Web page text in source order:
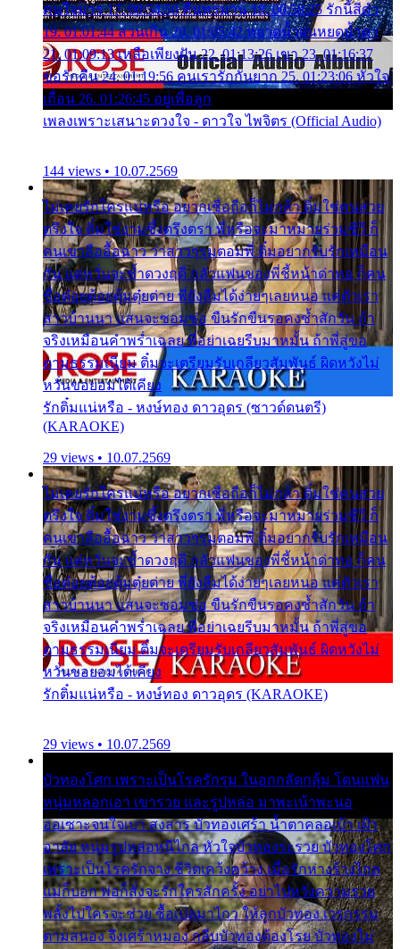
คนใจมาร 17. 00:54:50 คืนทรมาน 18. 00:58:25 รักนี้สีดำ
19. 01:01:44 ส่วนเกิน 20. 01:05:42 หยาดน้ำฝนหยดน้ำตา
21. 01:09:13 เหลือเพียงฝัน 22. 01:13:26 เขา 23. 01:16:37
ขอรักคืน 24. 01:19:56 คนเรารักกันยาก 25. 01:23:06 หัวใจ
เถื่อน 26. 01:26:45 อยู่เพื่อลูก
เพลงเพราะเสนาะดวงใจ - ดาวใจ ไพจิตร (Official Audio)
144 views • 10.07.2569
ไม่เคยรักใครแน่หรือ อยากเชื่อถือก็ไม่กล้า ติ๋มใช่คนสวย
ตรึงใจ ติ๋มใช่งามซึ้งตรึงตรา พี่หรือจะมาหมายร่วมชีวี ก็
คนเขาลืออื้อฉาว ว่าสาวๆรุมตอมพี่ ติ๋มอยากรับรักเหมือน
กัน แต่หวั่นจะช้ำดวงฤดี กลัวแฟนของพี่ชี้หน้าด่าทอ ก็คน
ชื่อต๋อยต้อยตุ้มตุ๋ยต่าย พี่ยังลืมได้ง่ายๆเลยหนอ แค่ตัวเรา
สาวบ้านนา แสนจะซอมซ่อ ขืนรักขืนรอคงช้ำสักวัน ถ้า
จริงเหมือนคำพร่ำเฉลย พี่อย่าเฉยรีบมาหมั้น ถ้าพี่สู่ขอ
ตามธรรมเนียม ติ๋มจะเตรียมรับเกลียวสัมพันธ์ ผิดหวังไม่
หวั่นขอยอมได้เคียง
รักติ๋มแน่หรือ - หงษ์ทอง ดาวอุดร (ซาวด์ดนตรี)
(KARAOKE)
29 views • 10.07.2569
ไม่เคยรักใครแน่หรือ อยากเชื่อถือก็ไม่กล้า ติ๋มใช่คนสวย
ตรึงใจ ติ๋มใช่งามซึ้งตรึงตรา พี่หรือจะมาหมายร่วมชีวี ก็
คนเขาลืออื้อฉาว ว่าสาวๆรุมตอมพี่ ติ๋มอยากรับรักเหมือน
กัน แต่หวั่นจะช้ำดวงฤดี กลัวแฟนของพี่ชี้หน้าด่าทอ ก็คน
ชื่อต๋อยต้อยตุ้มตุ๋ยต่าย พี่ยังลืมได้ง่ายๆเลยหนอ แค่ตัวเรา
สาวบ้านนา แสนจะซอมซ่อ ขืนรักขืนรอคงช้ำสักวัน ถ้า
จริงเหมือนคำพร่ำเฉลย พี่อย่าเฉยรีบมาหมั้น ถ้าพี่สู่ขอ
ตามธรรมเนียม ติ๋มจะเตรียมรับเกลียวสัมพันธ์ ผิดหวังไม่
หวั่นขอยอมได้เคียง
รักติ๋มแน่หรือ - หงษ์ทอง ดาวอุดร (KARAOKE)
29 views • 10.07.2569
บัวทองโศก เพราะเป็นโรครักรุม ในอกกลัดกลุ้ม โดนแฟน
หนุ่มหลอกเอา เขารวย และรูปหล่อ มาพะเน้าพะนอ
ออเซาะจนใจเบา สงสาร บัวทองเศร้า น้ำตาคลอเบ้า เฝ้า
อาลัย หนุ่มรูปหล่อหนีไกล หัวใจบัวทองระรวย บัวทองโศก
เพราะเป็นโรครักจาง ชีวิตเคว้งคว้าง เมื่อรักห่างร้างไกล
แม่ก็บอก พ่อก็สั่งจะรักใครสักครั้ง อย่าไปหวังความรวย
พลั้งไปใครจะช่วย ซื้อเปลมาไกว ให้ลูกบัวทอง เวรกรรม
ตามสนอง จึงเศร้าหมอง กลีบบัวทองต้องโรย บัวทองไม่